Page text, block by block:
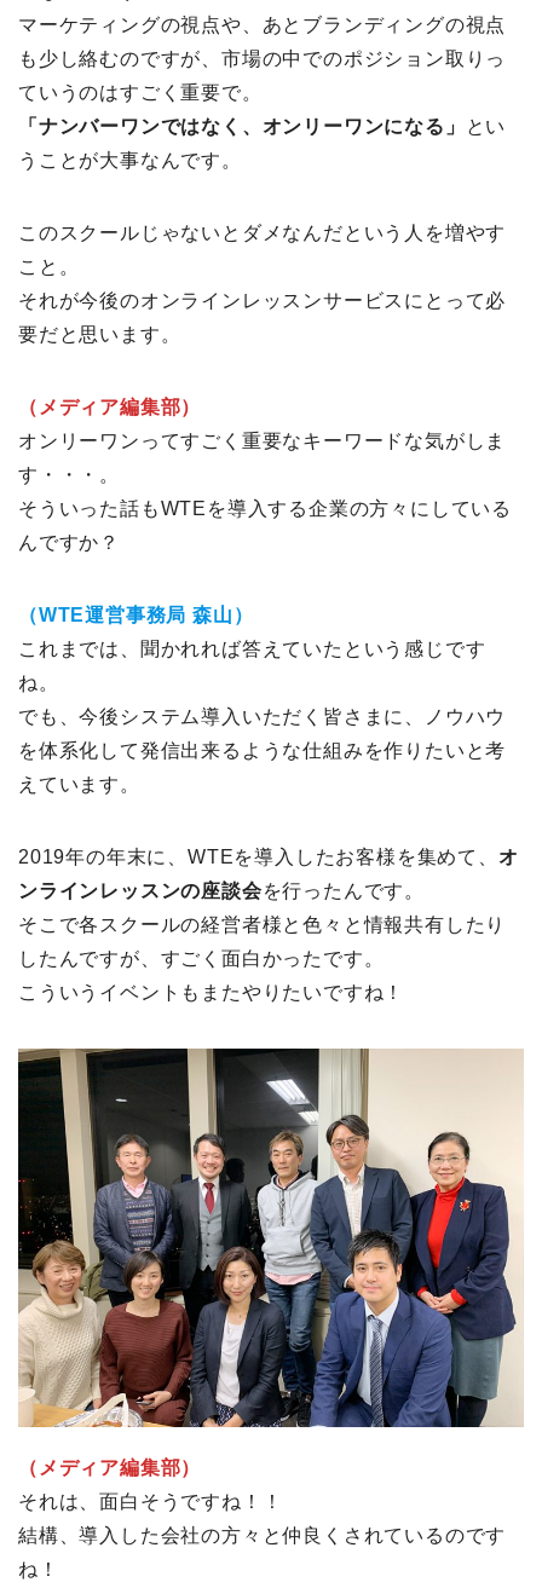
マーケティングの視点や、あとブランディングの視点
も少し絡むのですが、市場の中でのポジション取りっ
ていうのはすごく重要で。
「ナンバーワンではなく、オンリーワンになる」
とい
うことが大事なんです。
このスクールじゃないとダメなんだという人を増やす
こと。
それが今後のオンラインレッスンサービスにとって必
要だと思います。
（メディア編集部）
オンリーワンってすごく重要なキーワードな気がしま
す・・・。
そういった話もWTEを導入する企業の方々にしている
んですか？
（WTE運営事務局 森山）
これまでは、聞かれれば答えていたという感じです
ね。
でも、今後システム導入いただく皆さまに、ノウハウ
を体系化して発信出来るような仕組みを作りたいと考
えています。
2019年の年末に、WTEを導入したお客様を集めて、 オ
ンラインレッスンの座談会を行ったんです。
そこで各スクールの経営者様と色々と情報共有したり
したんですが、すごく面白かったです。
こういうイベントもまたやりたいですね！
（メディア編集部）
それは、面白そうですね！！
結構、導入した会社の方々と仲良くされているのです
ね！